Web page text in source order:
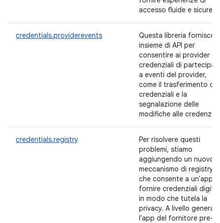
accesso fluide e sicure.
credentials.providerevents
Questa libreria fornisce
insieme di API per
consentire ai provider di
credenziali di
a eventi del provider,
come il trasferimento
credenziali e la
segnalazione delle
modifiche alle
credentials.registry
Per risolvere questi
problemi, stiamo
aggiungendo un nuovo
meccanismo di registry
che consente a un'app
fornire credenziali
in modo che tutela la
privacy. A livello
l'app del fornitore pre-